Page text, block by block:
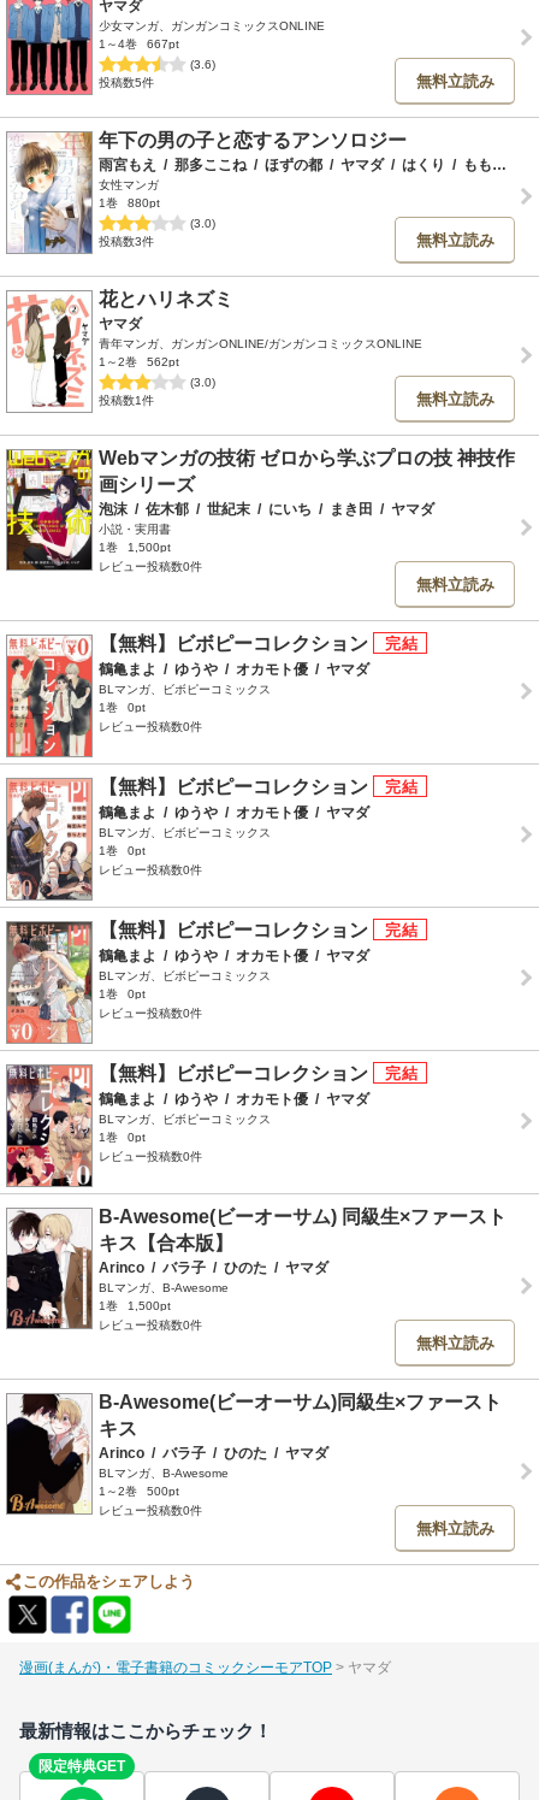
ヤマダ
少女マンガ、ガンガンコミックスONLINE
1～4巻
667pt
(3.6)
投稿数5件
無料立読み
年下の男の子と恋するアンソロジー
雨宮もえ / 那多ここね / ほずの都 / ヤマダ / はくり / ももせ
女性マンガ
1巻
880pt
(3.0)
投稿数3件
無料立読み
花とハリネズミ
ヤマダ
青年マンガ、ガンガンONLINE/ガンガンコミックスONLINE
1～2巻
562pt
(3.0)
投稿数1件
無料立読み
Webマンガの技術 ゼロから学ぶプロの技 神技作
画シリーズ
泡沫 / 佐木郁 / 世紀末 / にいち / まき田 / ヤマダ
小説・実用書
1巻
1,500pt
レビュー投稿数0件
無料立読み
【無料】ビボピーコレクション
鶴亀まよ / ゆうや / オカモト優 / ヤマダ
BLマンガ、ビボピーコミックス
1巻
0pt
レビュー投稿数0件
【無料】ビボピーコレクション
鶴亀まよ / ゆうや / オカモト優 / ヤマダ
BLマンガ、ビボピーコミックス
1巻
0pt
レビュー投稿数0件
【無料】ビボピーコレクション
鶴亀まよ / ゆうや / オカモト優 / ヤマダ
BLマンガ、ビボピーコミックス
1巻
0pt
レビュー投稿数0件
【無料】ビボピーコレクション
鶴亀まよ / ゆうや / オカモト優 / ヤマダ
BLマンガ、ビボピーコミックス
1巻
0pt
レビュー投稿数0件
B-Awesome(ビーオーサム) 同級生×ファースト
キス【合本版】
Arinco / バラ子 / ひのた / ヤマダ
BLマンガ、B-Awesome
1巻
1,500pt
レビュー投稿数0件
無料立読み
B-Awesome(ビーオーサム)同級生×ファースト
キス
Arinco / バラ子 / ひのた / ヤマダ
BLマンガ、B-Awesome
1～2巻
500pt
レビュー投稿数0件
無料立読み
この作品をシェアしよう
漫画(まんが)・電子書籍のコミックシーモアTOP ヤマダ
最新情報はここからチェック！
限定特典GET